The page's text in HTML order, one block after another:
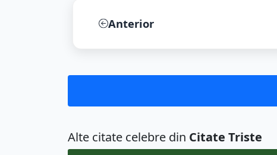
Anterior
Alte citate celebre din Citate Triste